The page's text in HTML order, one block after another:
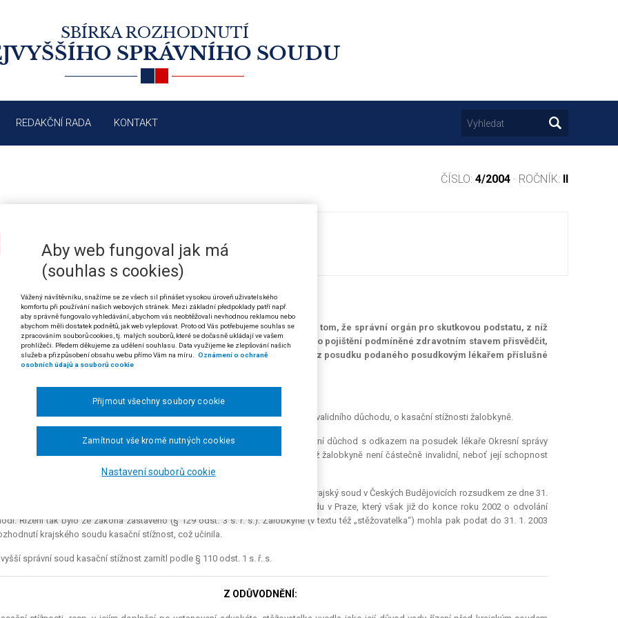
SBÍRKA ROZHODNUTÍ
SPRÁVNÍHO SOUDU
REDAKČNÍ RADA KONTAKT
ČÍSLO: 4/2004 · ROČNÍK:
DŮVODY KASAČNÍ STÍŽNOSTI
odst. 1 písm. b) soudního řádu správního
kasační stížnosti podle § 103 odst. 1 písm. b) s. ř. s., spočívajícího v tom, že správní orgán pro skutkovou podstatu, z níž
neměl oporu ve spisech, nelze ve věci týkající se dávky důchodového pojištění podmíněné zdravotním stavem přisvědčit,
Česká správa sociálního zabezpečení ve svém rozhodnutí vycházela z posudku podaného posudkovým lékařem příslušné
sociálního zabezpečení.
Nejvyššího správního soudu ze dne 11. 11. 2003, čj. 5 Ads 15/2003-60)
G. v Č. proti České správě sociálního zabezpečení o odnětí částečného invalidního důchodu, o kasační stížnosti žalobkyně.
svým rozhodnutím ze dne 23. 5. 2002 odňala žalobkyni částečný invalidní důchod s odkazem na posudek lékaře Okresní správy
zabezpečení v Českých Budějovicích ze dne 10. 5. 2002, podle kterého již žalobkyně není částečně invalidní, neboť její schopnost
výdělečné činnosti poklesla o 20 %.
prostředku žalobkyně (podle tehdy účinných procesních předpisů) Krajský soud v Českých Budějovicích rozsudkem ze dne 31.
rozhodnutí žalované potvrdil. Žalobkyně se včas odvolala k Vrchnímu soudu v Praze, který však již do konce roku 2002 o odvolání
Řízení tak bylo ze zákona zastaveno (§ 129 odst. 3 s. ř. s.). Žalobkyně (v textu též „stěžovatelka“) mohla pak podat do 31. 1. 2003
krajského soudu kasační stížnost, což učinila.
správní soud kasační stížnost zamítl podle § 110 odst. 1 s. ř. s.
Z ODŮVODNĚNÍ:
Aby web fungoval jak má
(souhlas s cookies)
Vážený návštěvníku, snažíme se ze všech sil přinášet vysokou úroveň uživatelského
komfortu při používání našich webových stránek. Mezi základní předpoklady patří např.
aby správně fungovalo vyhledávání, abychom vás neobtěžovali nevhodnou reklamou nebo
abychom měli dostatek podnětů, jak web vylepšovat. Proto od Vás potřebujeme souhlas se
zpracováním souborů cookies, tj. malých souborů, které se dočasně ukládají ve vašem
prohlížeči. Předem děkujeme za udělení souhlasu. Data využijeme ke zlepšování našich
služeb a přizpůsobení obsahu webu přímo Vám na míru. Oznámení o ochraně
osobních údajů a souborů cookie
Nastavení souborů cookie
Zamítnout vše kromě nutných cookies
Přijmout všechny soubory cookie